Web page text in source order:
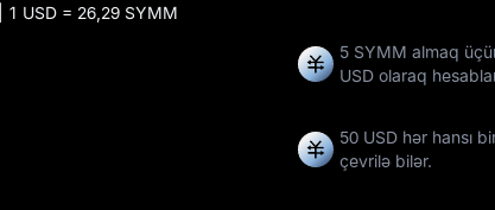
USD = 26,29 SYMM
5 SYMM almaq
USD olaraq
50 USD hər hansı
çevrilə bilər.